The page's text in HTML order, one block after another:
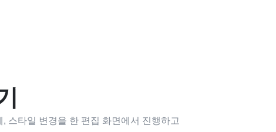
스타일 변경을 한 편집 화면에서 진행하고